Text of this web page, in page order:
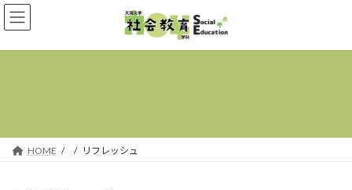
コ
ン
ン
ナ
ビ
ー
HOME リフレッシュ